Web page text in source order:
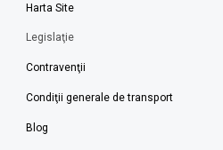
Harta Site
Legislaţie
Contravenţii
Condiţii generale de transport
Blog